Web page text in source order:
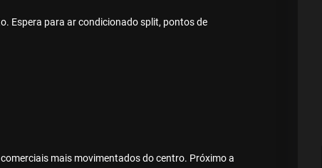
Espera para ar condicionado split, pontos de
mais movimentados do centro. Próximo a